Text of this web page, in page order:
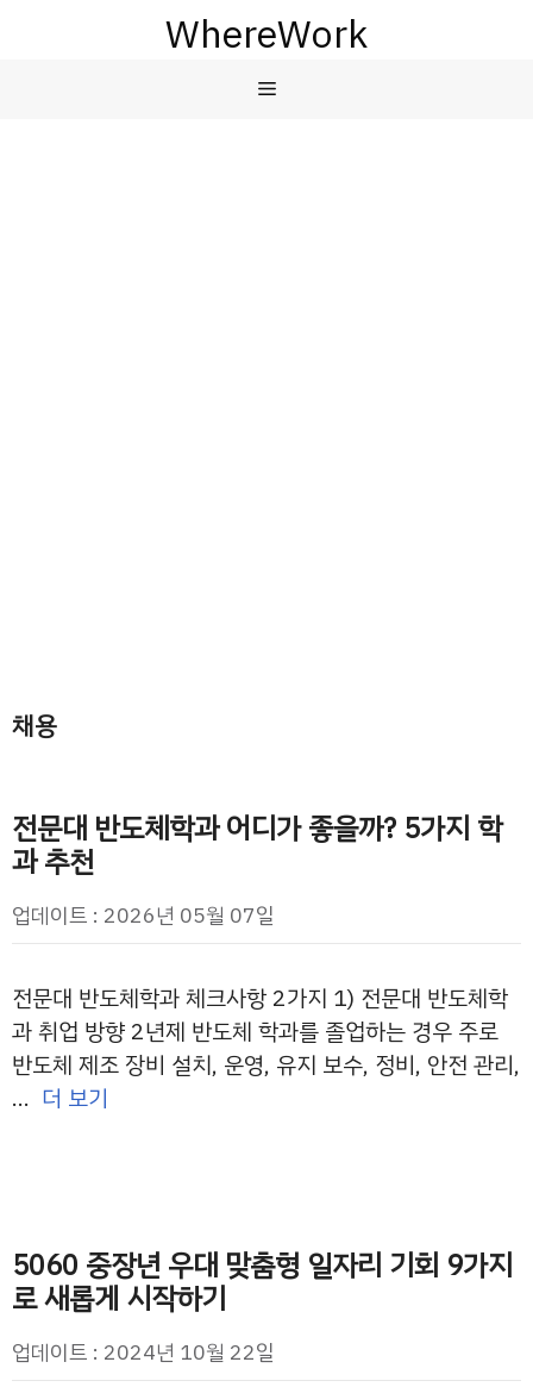
WhereWork
메
채용
전문대 반도체학과 어디가 좋을까? 5가지 학
과 추천
업데이트 : 2026년 05월 07일
전문대 반도체학과 체크사항 2가지 1) 전문대 반도체학
과 취업 방향 2년제 반도체 학과를 졸업하는 경우 주로
반도체 제조 장비 설치, 운영, 유지 보수, 정비, 안전 관리,
… 더 보기
5060 중장년 우대 맞춤형 일자리 기회 9가지
로 새롭게 시작하기
업데이트 : 2024년 10월 22일